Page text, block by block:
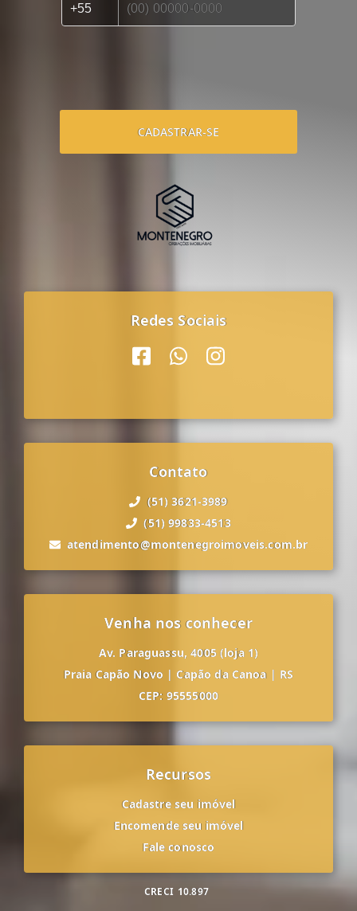
CADASTRAR-SE
Redes Sociais
Contato
(51) 3621-3989
(51) 99833-4513
atendimento@montenegroimoveis.com.br
Venha nos conhecer
Av. Paraguassu, 4005 (loja 1)
Praia Capão Novo | Capão da Canoa | RS
CEP: 95555000
Recursos
Cadastre seu imóvel
Encomende seu imóvel
Fale conosco
CRECI 10.897